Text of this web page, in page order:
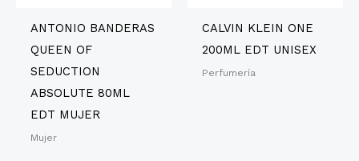
ANTONIO BANDERAS
QUEEN OF
SEDUCTION
ABSOLUTE 80ML
EDT MUJER
Mujer
CALVIN KLEIN ONE
200ML EDT UNISEX
Perfumería